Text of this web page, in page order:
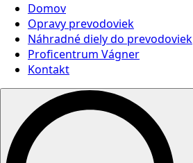
Domov
Opravy prevodoviek
Náhradné diely do prevodoviek
Proficentrum Vágner
Kontakt